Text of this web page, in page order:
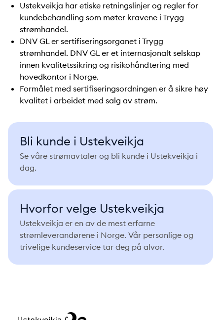
Ustekveikja har etiske retningslinjer og regler for
kundebehandling som møter kravene i Trygg
strømhandel.
DNV GL er sertifiseringsorganet i Trygg
strømhandel. DNV GL er et internasjonalt selskap
innen kvalitetssikring og risikohåndtering med
hovedkontor i Norge.
Formålet med sertifiseringsordningen er å sikre høy
kvalitet i arbeidet med salg av strøm.
Bli kunde i Ustekveikja
Se våre strømavtaler og bli kunde i Ustekveikja i
dag.
Hvorfor velge Ustekveikja
Ustekveikja er en av de mest erfarne
strømleverandørene i Norge. Vår personlige og
trivelige kundeservice tar deg på alvor.